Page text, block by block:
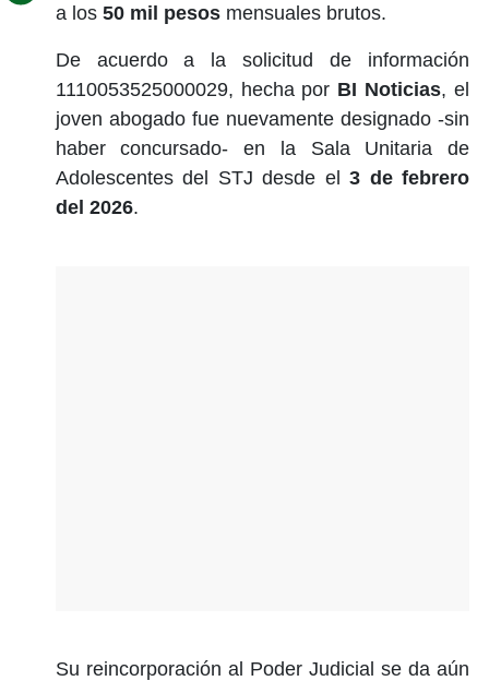
a los 50 mil pesos mensuales brutos.
De acuerdo a la solicitud de información
1110053525000029, hecha por BI Noticias, el
joven abogado fue nuevamente designado -sin
haber concursado- en la Sala Unitaria de
Adolescentes del STJ desde el3 de febrero
del 2026.
Su reincorporación al Poder Judicial se da aún